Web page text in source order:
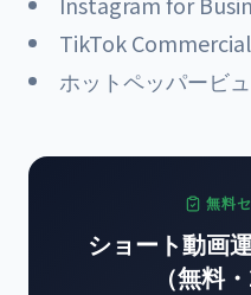
TikTok
ホットペッパービ
無料
ショート動画
（無料